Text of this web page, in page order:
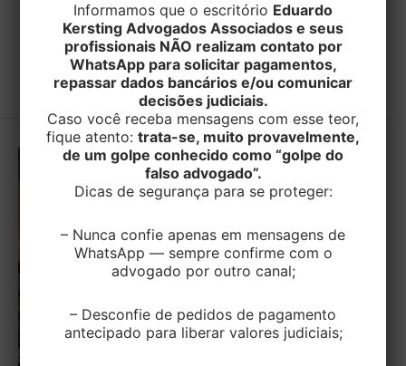
#LUCROS
Informamos que o escritório Eduardo
Kersting Advogados Associados e seus
profissionais NÃO realizam contato por
WhatsApp para solicitar pagamentos,
repassar dados bancários e/ou comunicar
decisões judiciais.
Caso você receba mensagens com esse teor,
fique atento: trata-se, muito provavelmente,
de um golpe conhecido como “golpe do
falso advogado”.
Dicas de segurança para se proteger:
– Nunca confie apenas em mensagens de
WhatsApp — sempre confirme com o
advogado por outro canal;
– Desconfie de pedidos de pagamento
antecipado para liberar valores judiciais;